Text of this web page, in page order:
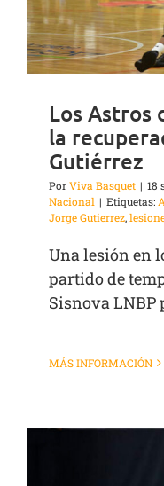
Los Astros
la
Gutiérrez
PorViva Basquet | 18
Nacional | Etiquetas:
Jorge Gutierrez,
Una lesión en
partido de
Sisnova LNBP
MÁS INFORMACIÓN